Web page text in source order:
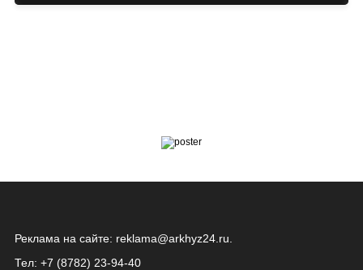
Реклама на сайте: reklama@arkhyz24.ru
Тел: +7 (8782) 23‑94‑40